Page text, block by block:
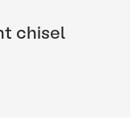
chisel